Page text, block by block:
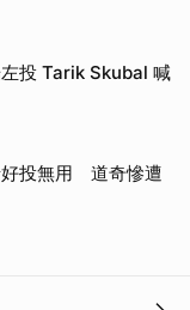
投 Tarik Skubal 喊
好投無用 道奇慘遭